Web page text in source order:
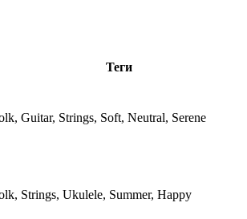
Теги
Guitar, Strings, Soft, Neutral, Serene
Strings, Ukulele, Summer, Happy